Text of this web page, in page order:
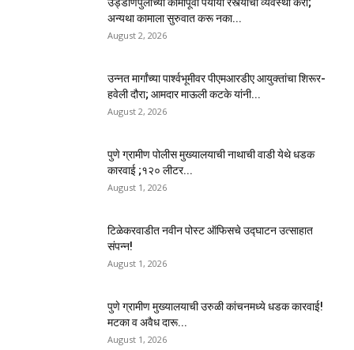
उड्डाणपुलाच्या कामापूर्वी पर्यायी रस्त्यांची व्यवस्था करा;
अन्यथा कामाला सुरुवात करू नका...
August 2, 2026
उन्नत मार्गांच्या पार्श्वभूमीवर पीएमआरडीए आयुक्तांचा शिरूर-
हवेली दौरा; आमदार माऊली कटके यांनी...
August 2, 2026
पुणे ग्रामीण पोलीस मुख्यालयाची नाथाची वाडी येथे धडक
कारवाई ;१२० लीटर...
August 1, 2026
टिळेकरवाडीत नवीन पोस्ट ऑफिसचे उद्घाटन उत्साहात
संपन्न!
August 1, 2026
पुणे ग्रामीण मुख्यालयाची उरुळी कांचनमध्ये धडक कारवाई!
मटका व अवैध दारू...
August 1, 2026